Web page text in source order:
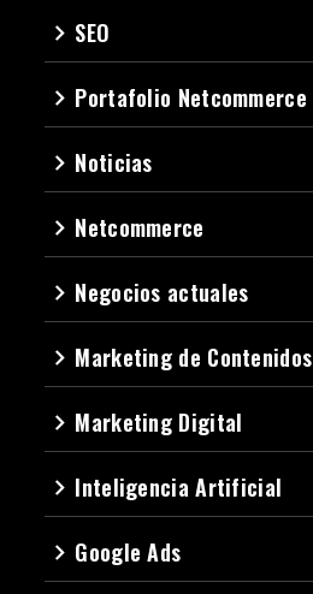
navigate_next SEO
navigate_next Portafolio Netcommerce
navigate_next Noticias
navigate_next Netcommerce
navigate_next Negocios actuales
navigate_next Marketing de Contenidos
navigate_next Marketing Digital
navigate_next Inteligencia Artificial
navigate_next Google Ads